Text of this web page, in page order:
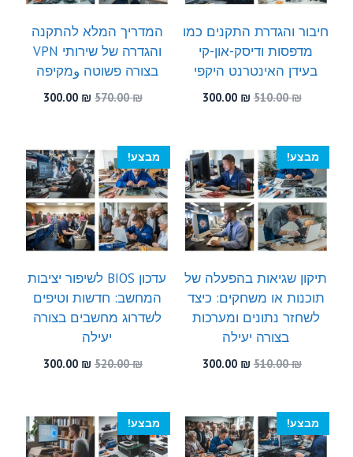
חיבור והגדרת התקנים כמו
מדפסות ודיסק-און-קי
בעידן האינטרנט היקפי
510.00₪
המחיר
510.00 ₪.
300.00 ₪
300.00 ₪.
המדריך המלא להתקנה
והגדרה של שירותי VPN
בצורה פשוטה وמקיפה
570.00₪
המחיר
570.00 ₪.
300.00 ₪
המחיר
300.00 ₪.
מבצע!
תיקון שגיאות בהפעלה של
תוכנות או משחקים: כיצד
לשחזר נתונים ומערכות
בצורה יעילה
510.00₪
המחיר
510.00 ₪.
300.00 ₪
300.00 ₪.
מבצע!
עדכון BIOS לשיפור יציבות
המחשב: חדשות וטיפים
לשדרוג מחשבים בצורה
יעילה
520.00₪
המחיר
520.00 ₪.
300.00 ₪
המחיר
300.00 ₪.
מבצע! מבצע!